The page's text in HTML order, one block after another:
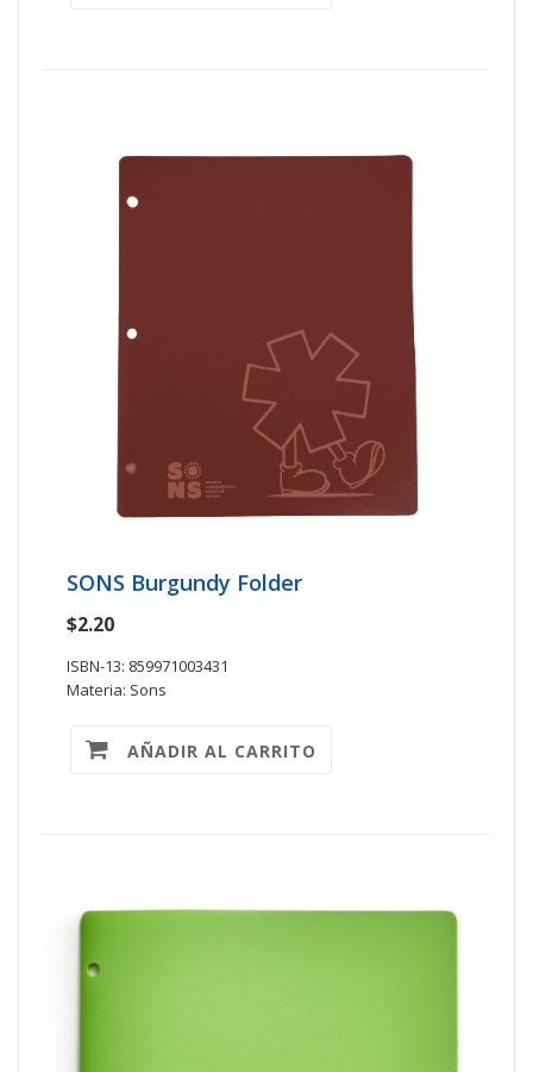
SONS Burgundy Folder
$2.20
ISBN-13: 859971003431
Materia: Sons
AÑADIR AL CARRITO